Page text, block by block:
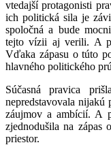
vtedajší protagonisti
ich politická sila je
spoločná a bude
tejto vízii aj verili. A
Vďaka zápasu o túto
hlavného politického
Súčasná pravica
nepredstavovala
záujmov a ambícií. A
zjednodušila na
priestor.